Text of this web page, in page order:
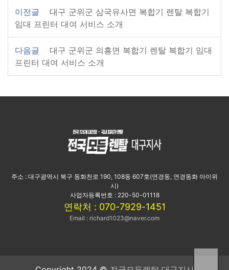
이전글
대구 군위군 삼국유사면 복합기 렌탈 복합기
임대 프린터 대여 서비스 소개
다음글
대구 군위군 의흥면 복합기 렌탈 복합기 임대
프린터 대여 서비스 소개
주소 : 대구광역시 북구 동화천로 190, 108동 607호(연경동, 연경동화 아이위
시)
사업자등록번호 : 220-50-01118
연락처 : 070-7929-1451
Email : richard1023@naver.com